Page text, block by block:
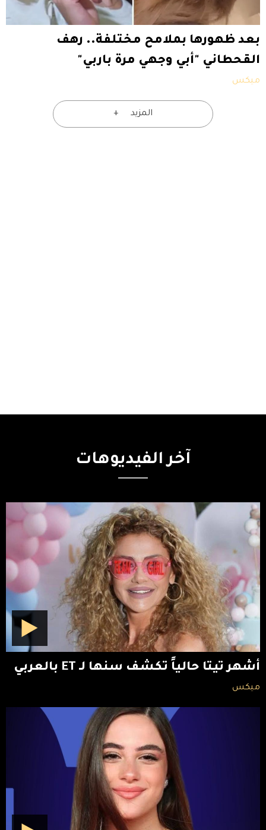
بعد ظهورها بملامح مختلفة.. رهف
القحطاني "أبي وجهي مرة باربي"
ميكس
المزيد
آخر الفيديوهات
أشهر تيتا حالياً تكشف سنها لـ ET بالعربي
ميكس